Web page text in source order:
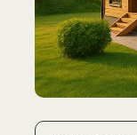
картинку